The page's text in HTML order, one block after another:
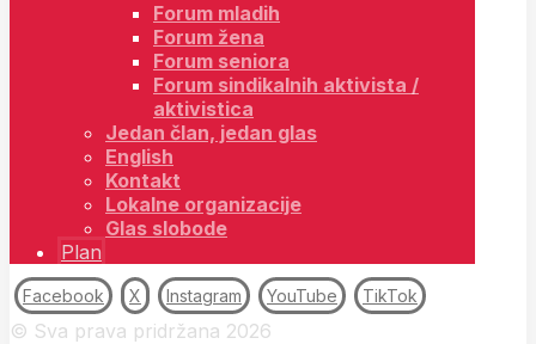
Forum mladih
Forum žena
Forum seniora
Forum sindikalnih aktivista /
aktivistica
Jedan član, jedan glas
English
Kontakt
Lokalne organizacije
Glas slobode
Plan
Facebook X Instagram YouTube TikTok
© Sva prava pridržana 2026